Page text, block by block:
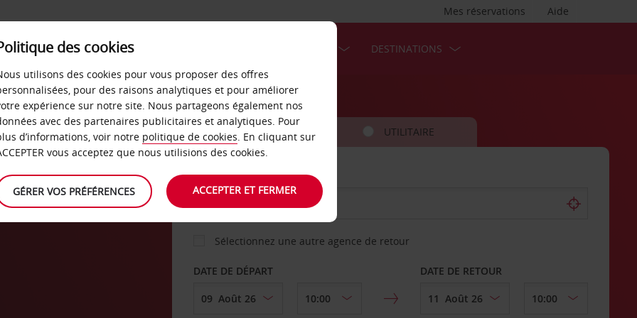
Aide
Mes réservations
LIBRE-SERVICE DESTINATIONS
VOITURE UTILITAIRE
AGENCE DE DÉPART
Sélectionnez une autre agence de retour
DATE DE DÉPART DATE DE RETOUR
des cookies
utilisons des cookies pour vous proposer des offres
pour des raisons analytiques et pour améliorer
expérience sur notre site. Nous partageons également nos
avec des partenaires publicitaires et analytiques. Pour
d’informations, voir notre politique de cookies. En cliquant sur
vous acceptez que nous utilisions des cookies.
GÉRER VOS PRÉFÉRENCES ACCEPTER ET FERMER